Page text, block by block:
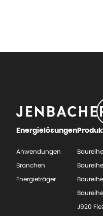
Energielösungen
Anwendungen
Branchen
Energieträger
J920